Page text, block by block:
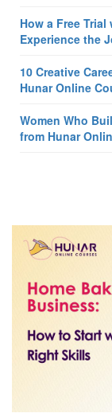
How a Free
Experience the
10 Creative
Hunar Online
Women Who
from Hunar